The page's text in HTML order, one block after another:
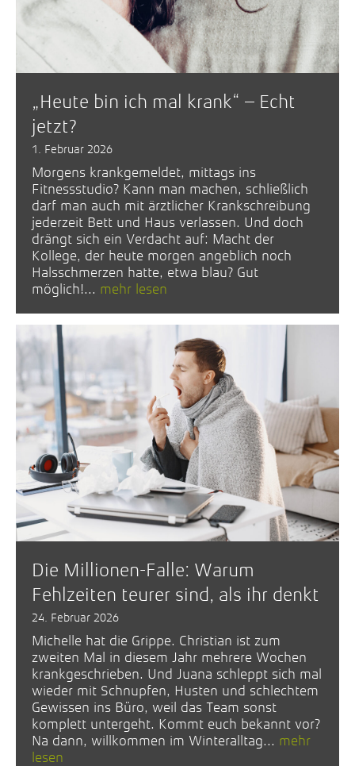
„Heute bin ich mal krank“ – Echt
jetzt?
1. Februar 2026
Morgens krankgemeldet, mittags ins
Fitnessstudio? Kann man machen, schließlich
darf man auch mit ärztlicher Krankschreibung
jederzeit Bett und Haus verlassen. Und doch
drängt sich ein Verdacht auf: Macht der
Kollege, der heute morgen angeblich noch
Halsschmerzen hatte, etwa blau? Gut
möglich!... mehr lesen
Die Millionen-Falle: Warum
Fehlzeiten teurer sind, als ihr denkt
24. Februar 2026
Michelle hat die Grippe. Christian ist zum
zweiten Mal in diesem Jahr mehrere Wochen
krankgeschrieben. Und Juana schleppt sich mal
wieder mit Schnupfen, Husten und schlechtem
Gewissen ins Büro, weil das Team sonst
komplett untergeht. Kommt euch bekannt vor?
Na dann, willkommen im Winteralltag... mehr
lesen